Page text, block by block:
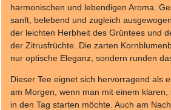
harmonischen und lebendigen Aroma.
sanft, belebend und zugleich
der leichten Herbheit des Grüntees und
der Zitrusfrüchte. Die zarten
nur optische Eleganz, sondern runden
Dieser Tee eignet sich hervorragend als
am Morgen, wenn man mit einem
in den Tag starten möchte. Auch am